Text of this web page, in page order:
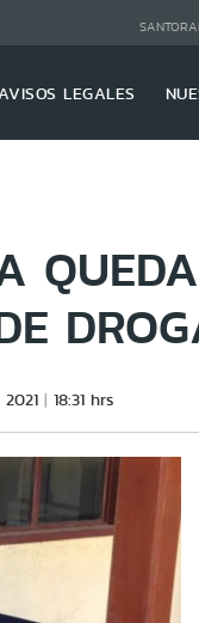
LEGALES
18:31 hrs